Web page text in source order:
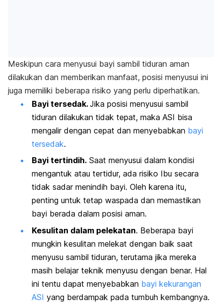
Meskipun cara menyusui bayi sambil tiduran aman
dilakukan dan memberikan manfaat, posisi menyusui ini
juga memiliki beberapa risiko yang perlu diperhatikan.
Bayi tersedak.Jika posisi menyusui sambil
tiduran dilakukan tidak tepat, maka ASI bisa
mengalir dengan cepat dan menyebabkan bayi
tersedak.
Bayi tertindih. Saat menyusui dalam kondisi
mengantuk atau tertidur, ada risiko Ibu secara
tidak sadar menindih bayi. Oleh karena itu,
penting untuk tetap waspada dan memastikan
bayi berada dalam posisi aman.
Kesulitan dalam pelekatan. Beberapa bayi
mungkin kesulitan melekat dengan baik saat
menyusu sambil tiduran, terutama jika mereka
masih belajar teknik menyusu dengan benar. Hal
ini tentu dapat menyebabkan bayi kekurangan
ASI yang berdampak pada tumbuh kembangnya.